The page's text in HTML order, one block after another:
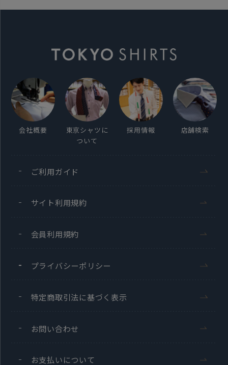
会社概要
東京シャツに
ついて
採用情報 店舗検索
ご利用ガイド
サイト利用規約
会員利用規約
プライバシーポリシー
特定商取引法に基づく表示
お問い合わせ
お支払いについて